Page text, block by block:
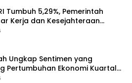
Tumbuh 5,29%, Pemerintah
Kerja dan Kesejahteraan
Ungkap Sentimen yang
Pertumbuhan Ekonomi Kuartal